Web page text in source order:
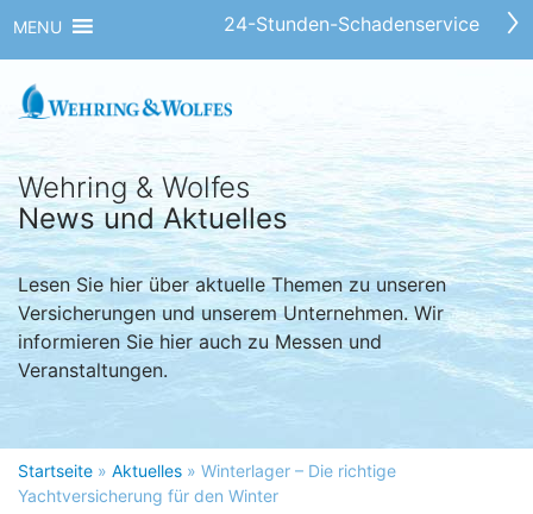
MENU 24-Stunden-Schadenservice
Wehring & Wolfes
News und Aktuelles
Lesen Sie hier über aktuelle Themen zu unseren
Versicherungen und unserem Unternehmen. Wir
informieren Sie hier auch zu Messen und
Veranstaltungen.
Startseite » Aktuelles » Winterlager – Die richtige
Yachtversicherung für den Winter